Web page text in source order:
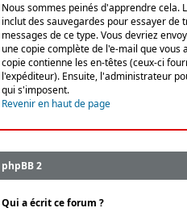
Nous sommes peinés d'apprendre cela.
inclut des sauvegardes pour essayer
messages de ce type. Vous devriez
une copie complète de l'e-mail que
copie contienne les en-têtes (ceux-ci
l'expéditeur). Ensuite, l'administrateur
qui s'imposent.
Revenir en haut de page
phpBB 2
Qui a écrit ce forum ?